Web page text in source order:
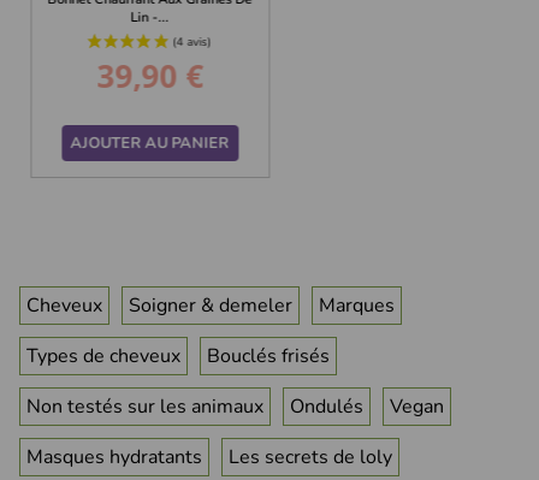
Lin -...
Prix
39,90 €
AJOUTER AU PANIER
Cheveux Soigner & demeler
Marques
Types de cheveux
Bouclés frisés
Non testés sur les animaux
Ondulés
Vegan
Masques hydratants
Les secrets de loly